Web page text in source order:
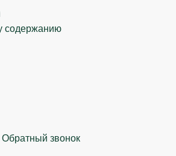
содержанию
Обратный звонок